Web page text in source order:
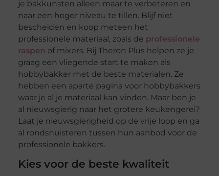
je bakkunsten alleen maar te verbeteren en
naar een hoger niveau te tillen. Blijf niet
bescheiden en koop meteen het
professionele materiaal, zoals de professionele
raspen of mixers. Bij Theron Plus helpen ze je
graag een vliegende start te maken als
hobbybakker met de beste materialen. Ze
hebben een aparte pagina voor hobbybakkers
waar je al je materiaal kan vinden. Maar ben je
al nieuwsgierig naar het grotere keukengerei?
Laat je nieuwsgierigheid op de vrije loop en ga
al rondsnuisteren tussen hun aanbod voor de
professionele bakkers.
Kies voor de beste kwaliteit